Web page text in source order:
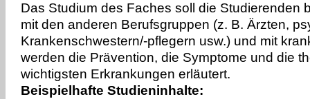
Das Studium des Faches soll die Studierenden
mit den anderen Berufsgruppen (z. B. Ärzten,
Krankenschwestern/-pflegern usw.) und mit
werden die Prävention, die Symptome und die
wichtigsten Erkrankungen erläutert.
Beispielhafte Studieninhalte: